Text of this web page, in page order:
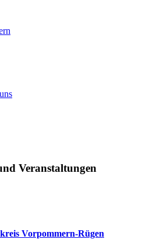
Veranstaltungen
Vorpommern-Rügen